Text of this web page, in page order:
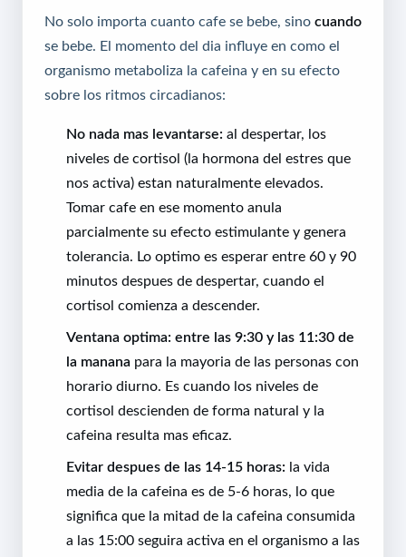
No solo importa cuanto cafe se bebe, sino cuando
se bebe. El momento del dia influye en como el
organismo metaboliza la cafeina y en su efecto
sobre los ritmos circadianos:
No nada mas levantarse: al despertar, los
niveles de cortisol (la hormona del estres que
nos activa) estan naturalmente elevados.
Tomar cafe en ese momento anula
parcialmente su efecto estimulante y genera
tolerancia. Lo optimo es esperar entre 60 y 90
minutos despues de despertar, cuando el
cortisol comienza a descender.
Ventana optima: entre las 9:30 y las 11:30 de
la manana para la mayoria de las personas con
horario diurno. Es cuando los niveles de
cortisol descienden de forma natural y la
cafeina resulta mas eficaz.
Evitar despues de las 14-15 horas: la vida
media de la cafeina es de 5-6 horas, lo que
significa que la mitad de la cafeina consumida
a las 15:00 seguira activa en el organismo a las